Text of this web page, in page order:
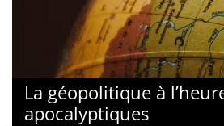
La géopolitique à
apocalyptiques